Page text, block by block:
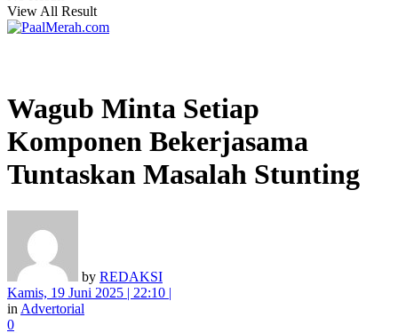
View All Result
Wagub Minta Setiap
Komponen Bekerjasama
Tuntaskan Masalah Stunting
by REDAKSI
Kamis, 19 Juni 2025 | 22:10 |
in Advertorial
0